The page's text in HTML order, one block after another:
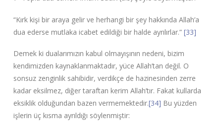
“Kırk kişi bir araya gelir ve herhangi bir şey hakkında Allah’a
dua ederse mutlaka icabet edildiği bir halde ayrılırlar.” [33]
Demek ki dualarımızın kabul olmayışının nedeni, bizim
kendimizden kaynaklanmaktadır, yüce Allah’tan değil. O
sonsuz zenginlik sahibidir, verdikçe de hazinesinden zerre
kadar eksilmez, diğer taraftan kerim Allah’tır. Fakat kullarda
eksiklik olduğundan bazen vermemektedir.[34] Bu yüzden
işlerin üç kısma ayrıldığı söylenmiştir: